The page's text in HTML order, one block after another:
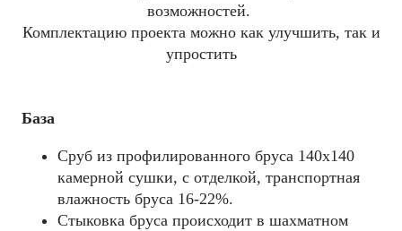
возможностей.
Комплектацию проекта можно как улучшить, так и
упростить
База
Сруб из профилированного бруса 140x140
камерной сушки, с отделкой, транспортная
влажность бруса 16-22%.
Стыковка бруса происходит в шахматном